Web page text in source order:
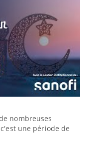
nombreuses
une période de
faciliter l’accès
mutualiste innove en
d'un « jumeau